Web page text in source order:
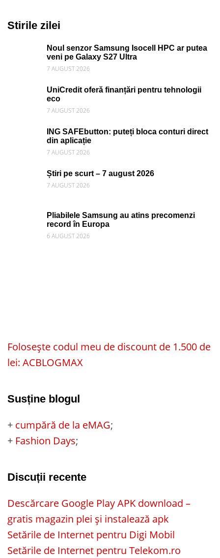
Stirile zilei
Noul senzor Samsung Isocell HPC ar putea
veni pe Galaxy S27 Ultra
7 AUGUST 2026
UniCredit oferă finanțări pentru tehnologii
eco
7 AUGUST 2026
ING SAFEbutton: puteți bloca conturi direct
din aplicație
7 AUGUST 2026
Știri pe scurt – 7 august 2026
7 AUGUST 2026
Pliabilele Samsung au atins precomenzi
record în Europa
6 AUGUST 2026
Folosește codul meu de discount de 1.500 de
lei: ACBLOGMAX
Susține blogul
+ cumpără de la eMAG;
+ Fashion Days;
Discuții recente
Descărcare Google Play APK download –
gratis magazin plei și instalează apk
Setările de Internet pentru Digi Mobil
Setările de Internet pentru Telekom.ro